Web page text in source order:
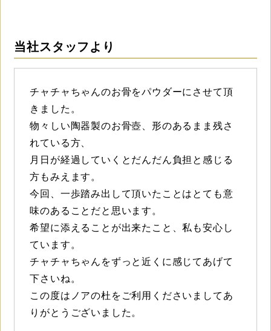
当社スタッフより
チャチャちゃんのお骨をパウダーにさせて頂
きました。
物々しい陶器製のお骨壺、形のあるまま残さ
れている方、
月日が経過していくとだんだん負担と感じる
方もみえます。
今回、一歩踏み出して頂いたことはとても意
味のあることだと思います。
希望に添えることが出来たこと、私も安心し
ています。
チャチャちゃんをずっと近くに感じてあげて
下さいね。
この度はノアの杜をご利用くださいましてあ
りがとうございました。